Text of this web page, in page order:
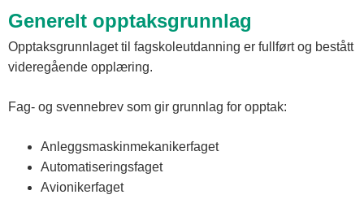
Generelt opptaksgrunnlag
Opptaksgrunnlaget til fagskoleutdanning er fullført og bestått
videregående opplæring.
Fag‐ og svennebrev som gir grunnlag for opptak:
Anleggsmaskinmekanikerfaget
Automatiseringsfaget
Avionikerfaget